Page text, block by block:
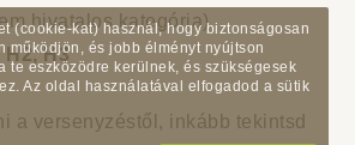
hivatalos kategória)
H2, H3
a versenyzéstől, inkább tekintsd
(cookie-kat) használ, hogy biztonságosan
működjön, és jobb élményt nyújtson
te eszközödre kerülnek, és szükségesek
Az oldal használatával elfogadod a sütik